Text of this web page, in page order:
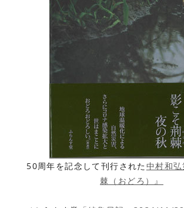
50周年を記念して刊行された中村和
棘（おどろ）』